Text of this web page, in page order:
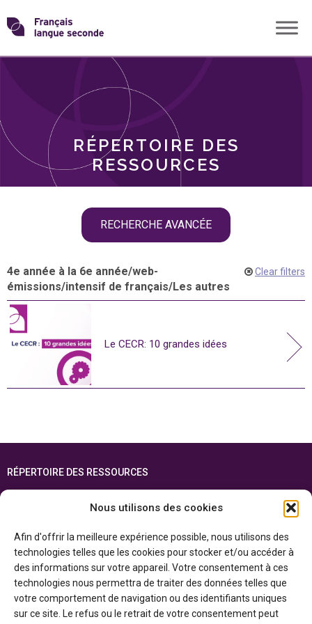
Nous utilisons des cookies
Afin d'offrir la meilleure expérience possible, nous utilisons des
technologies telles que les cookies pour stocker et/ou accéder à
des informations sur votre appareil. Votre consentement à ces
technologies nous permettra de traiter des données telles que
votre comportement de navigation ou des identifiants uniques
sur ce site. Le refus ou le retrait de votre consentement peut
Skip
toTransformons
langue
RÉPERTOIRE DES
RESSOURCES
RECHERCHE AVANCÉE
THÈMES
4e année à la 6e année/web-
émissions/intensif de français/Les autres
Clear filters
Le CECR: 10 grandes idées
RÉPERTOIRE DES RESSOURCES
ENGLISH
Cette ressource est réalisée grâce au soutien financier du gouvernement de
l’Ontario et du gouvernement duCanada par l’entremise du ministère du
Patrimoine canadien